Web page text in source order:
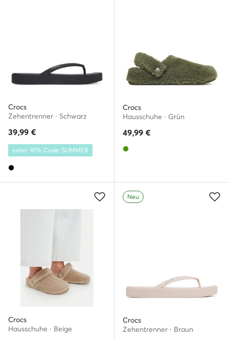
Crocs
Zehentrenner · Schwarz
39,99 €
extra -10% Code: SUMMER
Crocs
Hausschuhe · Grün
49,99 €
Crocs
Hausschuhe · Beige
Neu
Crocs
Zehentrenner · Braun